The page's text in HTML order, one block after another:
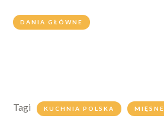
DANIA GŁÓWNE
Tagi KUCHNIA POLSKA MIĘSNE